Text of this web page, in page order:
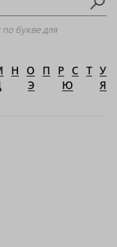
букве для
Н О П Р С Т У
Э Ю Я